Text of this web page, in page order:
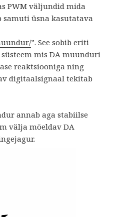
PWM väljundid mida
samuti üsna kasutatava
”.See sobib eriti
mis DA muunduri
reaktsiooniga ning
digitaalsignaal tekitab
annab aga stabiilse
välja mõeldav DA